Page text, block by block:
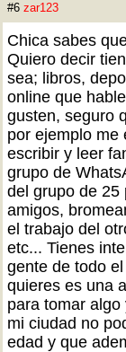
#6 zar123
Chica sabes
Quiero decir
sea; libros,
online que
gusten, seguro
por ejemplo me
escribir y leer
grupo de
del grupo de 25
amigos,
el trabajo del
etc... Tienes
gente de todo
quieres es una
para tomar
mi ciudad no
edad y que